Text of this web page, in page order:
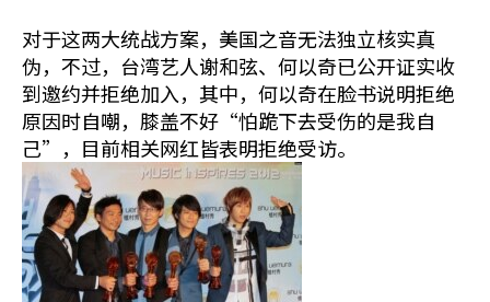
对于这两大统战方案，美国之音无法独立核实真
伪，不过，台湾艺人谢和弦、何以奇已公开证实收
到邀约并拒绝加入，其中，何以奇在脸书说明拒绝
原因时自嘲，膝盖不好“怕跪下去受伤的是我自
己”，目前相关网红皆表明拒绝受访。